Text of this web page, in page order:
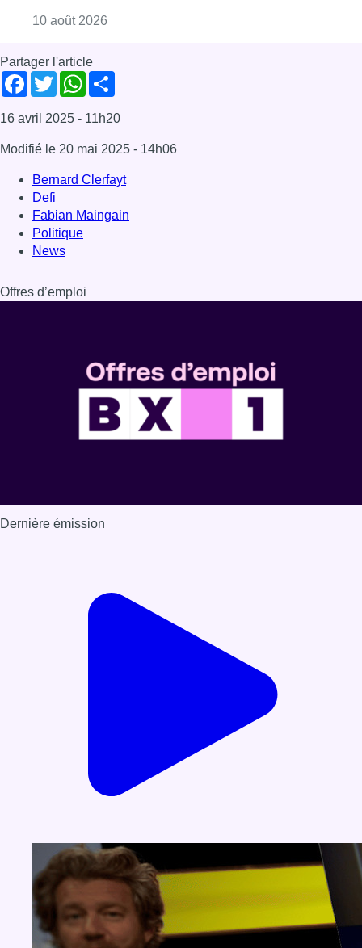
10 août 2026
Partager l'article
Facebook
TwitterWhatsApp
16 avril 2025 - 11h20
Modifié le 20 mai 2025 - 14h06
Bernard Clerfayt
Defi
Fabian Maingain
Politique
News
Offres d’emploi
Dernière émission